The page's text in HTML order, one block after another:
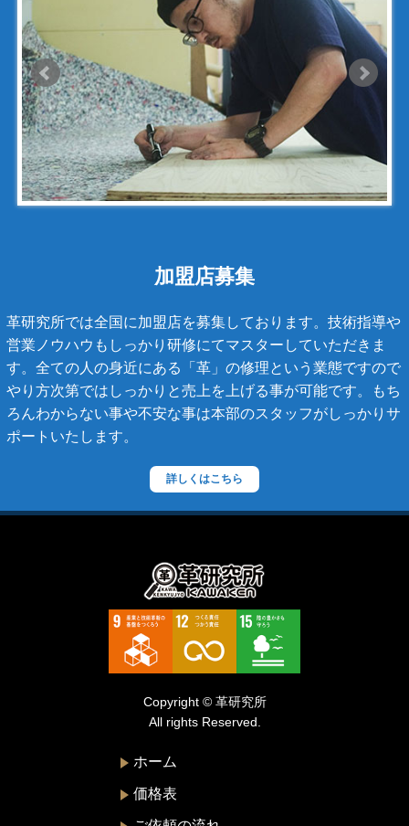
ジェニュイン・レザー
ジミーチュウ
ジャックゴム
シャネル
アンティグアライン
カンボンライン
キャビアスキン
スコッチグレイン
ステラーズ
セリーヌ
ダニエル・ボブ
ディーゼル
トゥモローランド
ドルチェ&ガッバーナ
バレンシアガ
加盟店募集
革研究所では全国に加盟店を募集しております。技術指導や
営業ノウハウもしっかり研修にてマスターしていただきま
す。全ての人の身近にある「革」の修理という業態ですので
やり方次第ではしっかりと売上を上げる事が可能です。もち
ろんわからない事や不安な事は本部のスタッフがしっかりサ
ポートいたします。
詳しくはこちら
Copyright © 革研究所
All rights Reserved.
ホーム
価格表